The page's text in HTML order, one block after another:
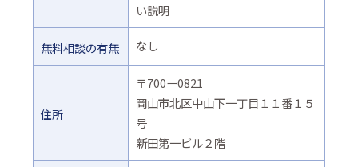
い説明
無料相談の有無 なし
住所
〒700ー0821
岡山市北区中山下一丁目１１番１５
号
新田第一ビル２階